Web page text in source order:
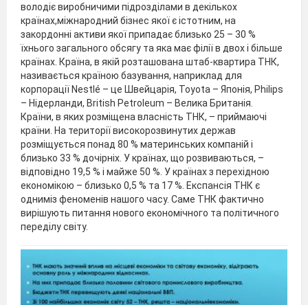
володіє виробничими підрозділами в декількох
країнах,міжнародний бізнес якої є істотним, на
закордонні активи якої припадає близько 25 – 30 %
їхнього загального обсягу та яка має філії в двох і більше
країнах. Країна, в якій розташована штаб-квартира ТНК,
називається країною базування, наприклад для
корпорації Nestlé – це Швейцарія, Toyota – Японія, Philips
– Нідерланди, British Рetroleum – Велика Британія.
Країни, в яких розміщена власність ТНК, – приймаючі
країни. На території високорозвинутих держав
розміщується понад 80 % материнських компаній і
близько 33 % дочірніх. У країнах, що розвиваються, –
відповідно 19,5 % і майже 50 %. У країнах з перехідною
економікою – близько 0,5 % та 17 %. Експансія ТНК є
одниміз феноменів нашого часу. Саме ТНК фактично
вирішують питання нового економічного та політичного
переділу світу.